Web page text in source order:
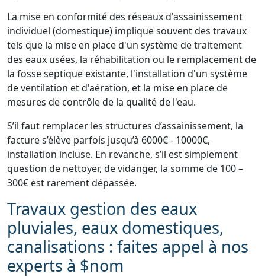
La mise en conformité des réseaux d'assainissement
individuel (domestique) implique souvent des travaux
tels que la mise en place d'un système de traitement
des eaux usées, la réhabilitation ou le remplacement de
la fosse septique existante, l'installation d'un système
de ventilation et d'aération, et la mise en place de
mesures de contrôle de la qualité de l'eau.
S’il faut remplacer les structures d’assainissement, la
facture s’élève parfois jusqu’à 6000€ - 10000€,
installation incluse. En revanche, s’il est simplement
question de nettoyer, de vidanger, la somme de 100 –
300€ est rarement dépassée.
Travaux gestion des eaux
pluviales, eaux domestiques,
canalisations : faites appel à nos
experts à $nom